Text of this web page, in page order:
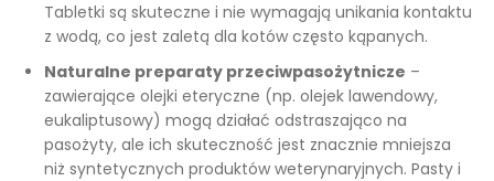
Tabletki są skuteczne i nie wymagają unikania kontaktu
z wodą, co jest zaletą dla kotów często kąpanych.
Naturalne preparaty przeciwpasożytnicze –
zawierające olejki eteryczne (np. olejek lawendowy,
eukaliptusowy) mogą działać odstraszająco na
pasożyty, ale ich skuteczność jest znacznie mniejsza
niż syntetycznych produktów weterynaryjnych. Pasty i